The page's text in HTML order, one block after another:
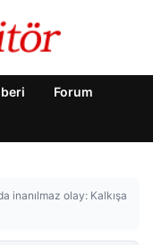
Forum
inanılmaz olay: Kalkışa